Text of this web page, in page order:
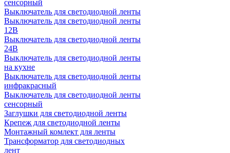
сенсорный
Выключатель для светодиодной ленты
Выключатель для светодиодной ленты
12В
Выключатель для светодиодной ленты
24В
Выключатель для светодиодной ленты
на кухне
Выключатель для светодиодной ленты
инфракрасный
Выключатель для светодиодной ленты
сенсорный
Заглушки для светодиодной ленты
Крепеж для светодиодной ленты
Монтажный комлект для ленты
Трансформатор для светодиодных
лент